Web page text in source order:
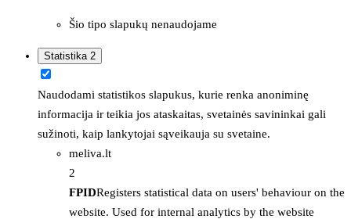
Šio tipo slapukų nenaudojame
Statistika 2
Naudodami statistikos slapukus, kurie renka anoniminę
informacija ir teikia jos ataskaitas, svetainės savininkai gali
sužinoti, kaip lankytojai sąveikauja su svetaine.
meliva.lt
2
FPIDRegisters statistical data on users' behaviour on the
website. Used for internal analytics by the website